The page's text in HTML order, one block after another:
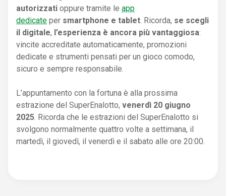
autorizzati oppure tramite le app
dedicate per smartphone e tablet . Ricorda, se scegli
il digitale, l’esperienza è ancora più vantaggiosa:
vincite accreditate automaticamente, promozioni
dedicate e strumenti pensati per un gioco comodo,
sicuro e sempre responsabile.
L’appuntamento con la fortuna è alla prossima
estrazione del SuperEnalotto, venerdì 20 giugno
2025 . Ricorda che le estrazioni del SuperEnalotto si
svolgono normalmente quattro volte a settimana, il
martedì, il giovedì, il venerdì e il sabato alle ore 20:00.